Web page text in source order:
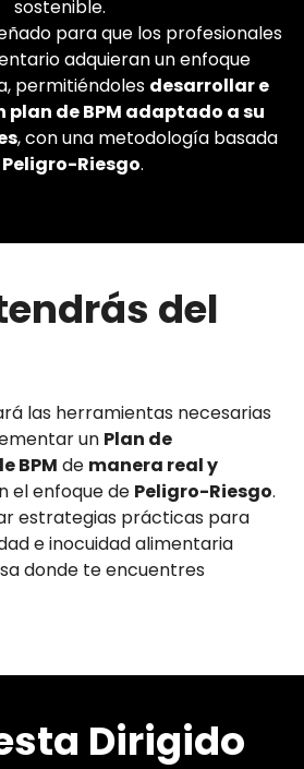
sostenible.
para que los profesionales
adquieran un enfoque
permitiéndoles desarrollar e
de BPM adaptado a su
, con una metodología basada
Peligro-Riesgo.
del
las herramientas necesarias
un Plan de
BPM de manera real y
el enfoque de Peligro-Riesgo.
estrategias prácticas para
e inocuidad alimentaria
donde te encuentres
Dirigido